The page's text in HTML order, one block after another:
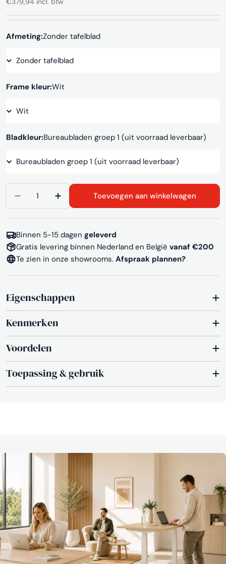
prijs
Afmeting:Zonder tafelblad
Frame kleur:Wit
Bladkleur:Bureaubladen groep 1 (uit voorraad leverbaar)
Aantal verlagen voor Statafel SC188
Aantal verhogen voor Statafel SC188
Toevoegen aan winkelwagen
Binnen 5-15 dagen geleverd
Gratis levering binnen Nederland en België vanaf €200
Te zien in onze showrooms. Afspraak plannen?
Eigenschappen
Kenmerken
Voordelen
Toepassing & gebruik